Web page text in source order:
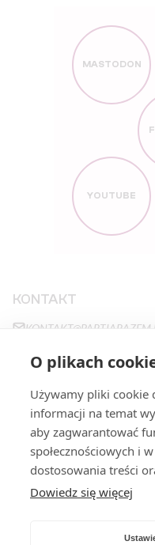
O plikach
Używamy pliki cookie
informacji na temat
aby zagwarantować
społecznościowych i
dostosowania treści
Dowiedz się więcej
MASTODON
YOUTUBE
KONTAKT
+48663483923
STRONY
PROGRAM
STANOWISKA